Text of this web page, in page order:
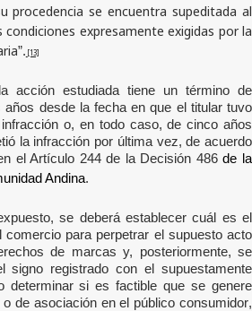
procedencia se encuentra supeditada al
expresamente exigidas por la
”. [13]
acción estudiada tiene un término de
años desde la fecha en que el titular tuvo
o, en todo caso, de cinco años
la infracción por última vez, de acuerdo
el Artículo 244 de la Decisión 486de la
Andina.
se deberá establecer cuál es el
comercio para perpetrar el supuesto acto
de marcas y, posteriormente, se
signo registrado con el supuestamente
determinar si es factible que se genere
de asociación en el público consumidor,